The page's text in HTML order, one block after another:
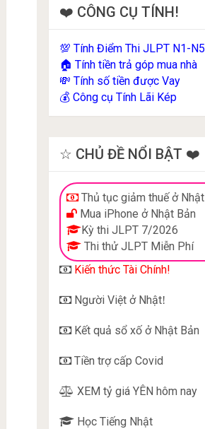
❤️ CÔNG CỤ TÍNH!
💯 Tính Điểm Thi JLPT N1-N5
🏠 Tính tiền trả góp mua nhà
💸 Tính số tiền được Vay
💰 Công cụ Tính Lãi Kép
☆ CHỦ ĐỀ NỔI BẬT ❤️
Thủ tục giảm thuế ở Nhật
Mua iPhone ở Nhật Bản
Kỳ thi JLPT 7/2026
Thi thử JLPT Miễn Phí
Kiến thức Tài Chính!
Người Việt ở Nhật!
Kết quả sổ xố ở Nhật Bản
Tiền trợ cấp Covid
XEM tỷ giá YÊN hôm nay
Học Tiếng Nhật